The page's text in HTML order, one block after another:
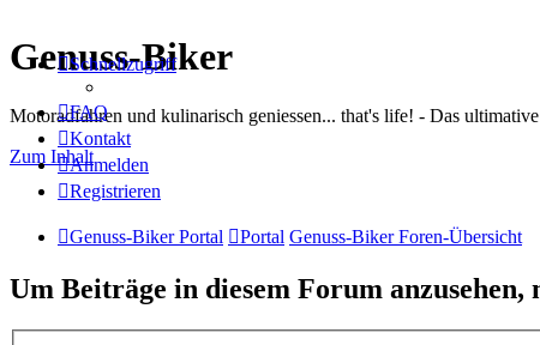
Genuss-Biker
Motoradfahren und kulinarisch geniessen... that's life! - Das
Zum Inhalt
Schnellzugriff
FAQ
Kontakt
Anmelden
Registrieren
Genuss-Biker Portal Portal Genuss-Biker Foren-Übersicht
Um Beiträge in diesem Forum